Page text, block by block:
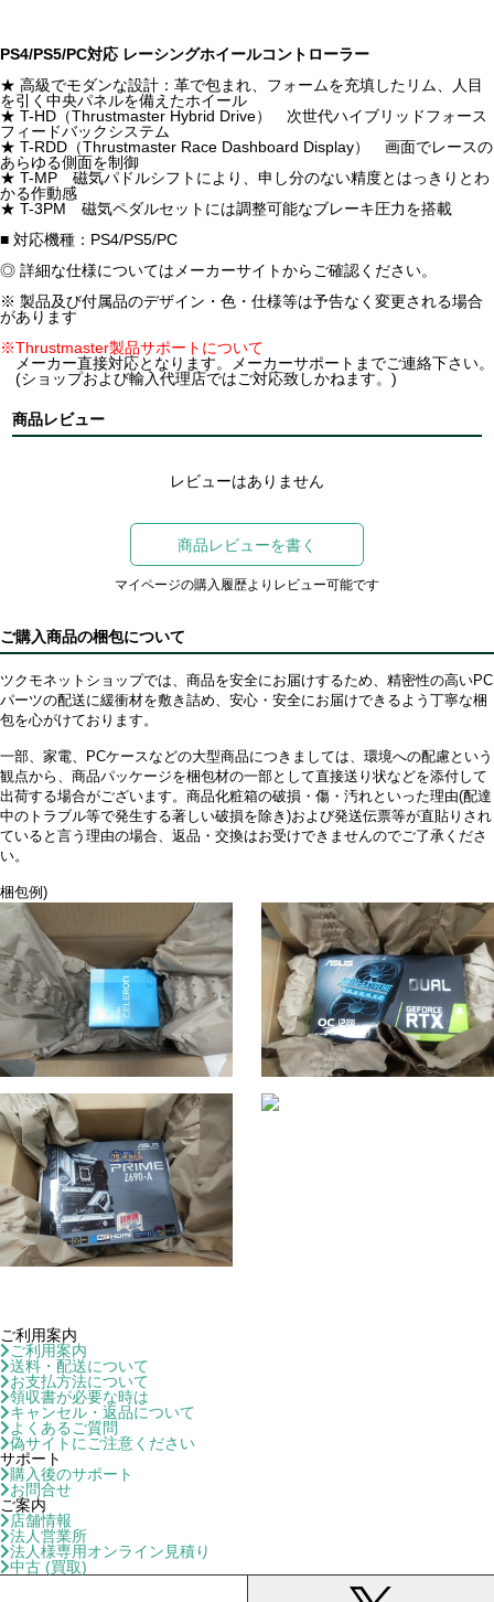
PS4/PS5/PC対応 レーシングホイールコントローラー
★ 高級でモダンな設計：革で包まれ、フォームを充填したリム、人目
を引く中央パネルを備えたホイール
★ T-HD（Thrustmaster Hybrid Drive） 次世代ハイブリッドフォース
フィードバックシステム
★ T-RDD（Thrustmaster Race Dashboard Display） 画面でレースの
あらゆる側面を制御
★ T-MP 磁気パドルシフトにより、申し分のない精度とはっきりとわ
かる作動感
★ T-3PM 磁気ペダルセットには調整可能なブレーキ圧力を搭載
■ 対応機種：PS4/PS5/PC
◎ 詳細な仕様についてはメーカーサイトからご確認ください。
※ 製品及び付属品のデザイン・色・仕様等は予告なく変更される場合
があります
※Thrustmaster製品サポートについて
メーカー直接対応となります。メーカーサポートまでご連絡下さい。
(ショップおよび輸入代理店ではご対応致しかねます。)
商品レビュー
レビューはありません
商品レビューを書く
マイページの購入履歴よりレビュー可能です
ご購入商品の梱包について
ツクモネットショップでは、商品を安全にお届けするため、精密性の高いPC
パーツの配送に緩衝材を敷き詰め、安心・安全にお届けできるよう丁寧な梱
包を心がけております。
一部、家電、PCケースなどの大型商品につきましては、環境への配慮という
観点から、商品パッケージを梱包材の一部として直接送り状などを添付して
出荷する場合がございます。商品化粧箱の破損・傷・汚れといった理由(配達
中のトラブル等で発生する著しい破損を除き)および発送伝票等が直貼りされ
ていると言う理由の場合、返品・交換はお受けできませんのでご了承くださ
い。
梱包例)
ご利用案内
ご利用案内
送料・配送について
お支払方法について
領収書が必要な時は
キャンセル・返品について
よくあるご質問
偽サイトにご注意ください
サポート
購入後のサポート
お問合せ
ご案内
店舗情報
法人営業所
法人様専用オンライン見積り
中古 (買取)